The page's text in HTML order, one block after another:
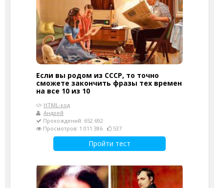
Если вы родом из СССР, то точно
сможете закончить фразы тех времен
на все 10 из 10
HTML-код
Андрей
Прохождений: 652 692
Просмотров: 1 011 386
537
Пройти тест